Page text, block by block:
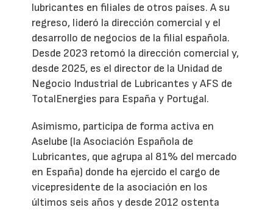
lubricantes en filiales de otros países. A su
regreso, lideró la dirección comercial y el
desarrollo de negocios de la filial española.
Desde 2023 retomó la dirección comercial y,
desde 2025, es el director de la Unidad de
Negocio Industrial de Lubricantes y AFS de
TotalEnergies para España y Portugal.
Asimismo, participa de forma activa en
Aselube (la Asociación Española de
Lubricantes, que agrupa al 81% del mercado
en España) donde ha ejercido el cargo de
vicepresidente de la asociación en los
últimos seis años y desde 2012 ostenta